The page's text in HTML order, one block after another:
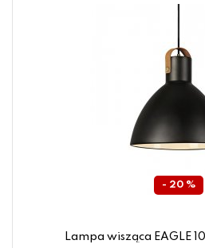
- 20 %
Lampa wisząca EAGLE